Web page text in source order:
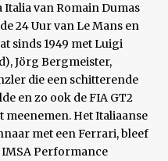
Italia van Romain Dumas
24 Uur van Le Mans en
sinds 1949 met Luigi
Jörg Bergmeister,
die een schitterende
en zo ook de FIA GT2
meenemen. Het Italiaanse
met een Ferrari, bleef
Performance